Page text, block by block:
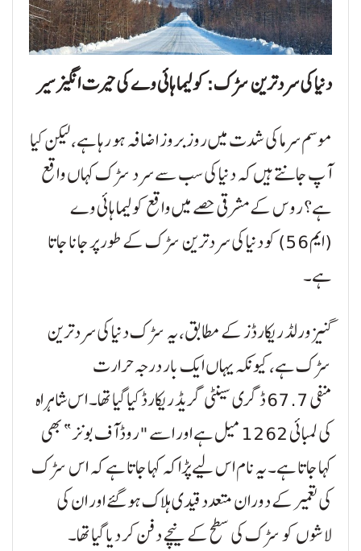
دنیا کی سرد ترین سڑک: کولیما ہائی وے کی حیرت انگیز سیر
موسم سرما کی شدت میں روز بروز اضافہ ہو رہا ہے، لیکن کیا
آپ جانتے ہیں کہ دنیا کی سب سے سرد سڑک کہاں واقع
ہے؟ روس کے مشرقی حصے میں واقع کولیما ہائی وے
(ایم 56) کو دنیا کی سرد ترین سڑک کے طور پر جانا جاتا
ہے۔
گنیز ورلڈ ریکارڈز کے مطابق، یہ سڑک دنیا کی سرد ترین
سڑک ہے، کیونکہ یہاں ایک بار درجہ حرارت
منفی 67.7 ڈگری سینٹی گریڈ ریکارڈ کیا گیا تھا۔ اس شاہراہ
کی لمبائی 1262 میل ہے اور اسے "روڈ آف بونز” بھی
کہا جاتا ہے۔ یہ نام اس لیے پڑا کہ کہا جاتا ہے کہ اس سڑک
کی تعمیر کے دوران متعدد قیدی ہلاک ہو گئے اور ان کی
لاشوں کو سڑک کی سطح کے نیچے دفن کر دیا گیا تھا۔